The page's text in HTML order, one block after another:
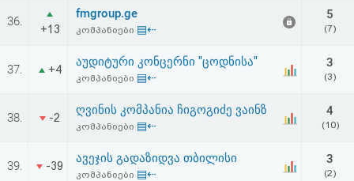
36.
+13
fmgroup.ge
კომპანიები ▤⇠
5
(7)
37. +4
აუდიტური კონცერნი "ცოდნისა"
კომპანიები ▤⇠
3
(3)
38. -2
ღვინის კომპანია ჩიგოგიძე ვაინზ
კომპანიები ▤⇠
4
(10)
39. -39
ავეჯის გადაზიდვა თბილისი
კომპანიები ▤⇠
3
(2)